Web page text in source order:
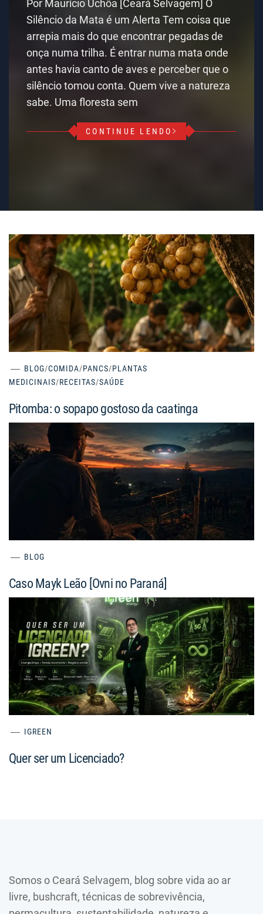
Por Maurício Uchôa [Ceará Selvagem] O
Silêncio da Mata é um Alerta Tem coisa que
arrepia mais do que encontrar pegadas de
onça numa trilha. É entrar numa mata onde
antes havia canto de aves e perceber que o
silêncio tomou conta. Quem vive a natureza
sabe. Uma floresta sem
CONTINUE LENDO
BLOG/COMIDA/PANCS/PLANTAS
MEDICINAIS/RECEITAS/SAÚDE
Pitomba: o sopapo gostoso da caatinga
BLOG
Caso Mayk Leão [Ovni no Paraná]
IGREEN
Quer ser um Licenciado?
Somos o Ceará Selvagem, blog sobre vida ao ar
livre, bushcraft, técnicas de sobrevivência,